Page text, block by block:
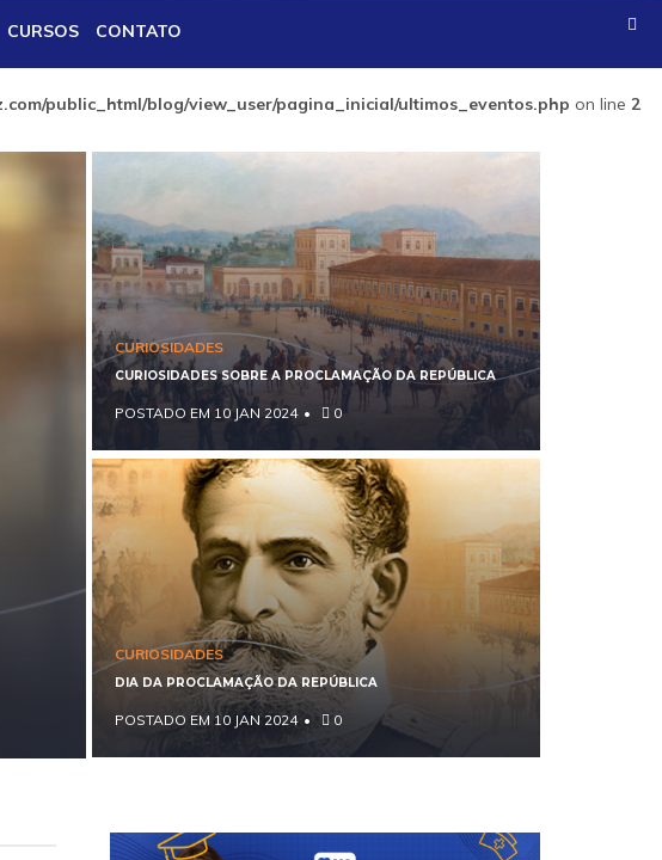
CURSOS CONTATO
public_html/blog/view_user/pagina_inicial/ultimos_eventos.php on line 2
CURIOSIDADES
CURIOSIDADES SOBRE A PROCLAMAÇÃO DA REPÚBLICA
POSTADO EM 10 JAN 2024 0
CURIOSIDADES
DIA DA PROCLAMAÇÃO DA REPÚBLICA
POSTADO EM 10 JAN 2024 0